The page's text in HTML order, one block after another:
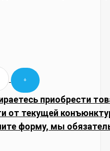
приобрести
от текущей
форму, мы